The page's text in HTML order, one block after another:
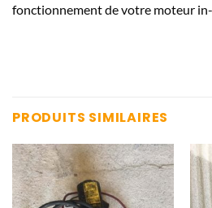
fonctionnement de votre moteur
PRODUITS SIMILAIRES